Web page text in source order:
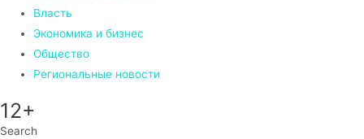
Власть
Экономика и бизнес
Общество
Региональные новости
12+
Search